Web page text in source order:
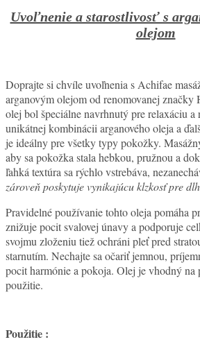
Uvoľnenie a starostlivosť s
olejom
Doprajte si chvíle uvoľnenia s Achifae
arganovým olejom od renomovanej značky
olej bol špeciálne navrhnutý pre relaxáciu a
unikátnej kombinácii arganového oleja a
je ideálny pre všetky typy pokožky.
aby sa pokožka stala hebkou, pružnou a
ľahká textúra sa rýchlo vstrebáva,
zároveň poskytuje vynikajúcu klzkosť pre
Pravidelné používanie tohto oleja pomáha
znižuje pocit svalovej únavy a podporuje
svojmu zloženiu tiež ochráni pleť pred
starnutím. Nechajte sa očariť jemnou,
pocit harmónie a pokoja. Olej je vhodný na
použitie.
Použitie :